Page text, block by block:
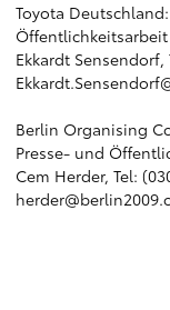
Toyota Deutschland:
Öffentlichkeitsarbeit
Ekkardt Sensendorf,
Berlin Organising
Presse- und
Cem Herder, Tel: